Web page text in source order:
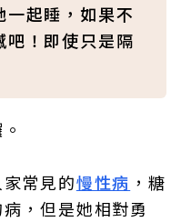
起睡，如果不
吧！即使只是隔
常見的慢性病 ，糖
，但是她相對勇